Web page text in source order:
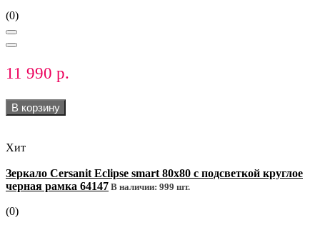
(0)
11 990 р.
В корзину
Хит
Зеркало Cersanit Eclipse smart 80x80 с подсветкой круглое
черная рамка 64147 В наличии: 999 шт.
(0)